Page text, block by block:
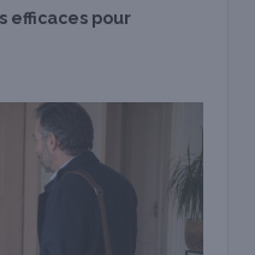
efficaces pour